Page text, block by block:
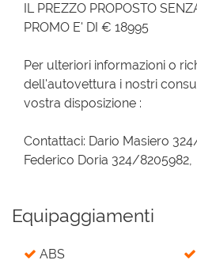
IL PREZZO PROPOSTO
PROMO E' DI € 18995
Per ulteriori informazioni o
dell'autovettura i nostri
vostra disposizione :
Contattaci: Dario Masiero
Federico Doria 324/8205982,
Equipaggiamenti
ABS